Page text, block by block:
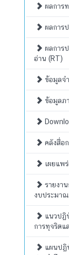
ผลการ
ผลการ
ผลการ
อ่าน (RT)
ข้อมูลจ
ข้อมูลภ
คลังสื่อ
เผยแพ
รายงา
งบประมาณ
แนวปฏิ
การทุจริตแ
แผนปฏิ